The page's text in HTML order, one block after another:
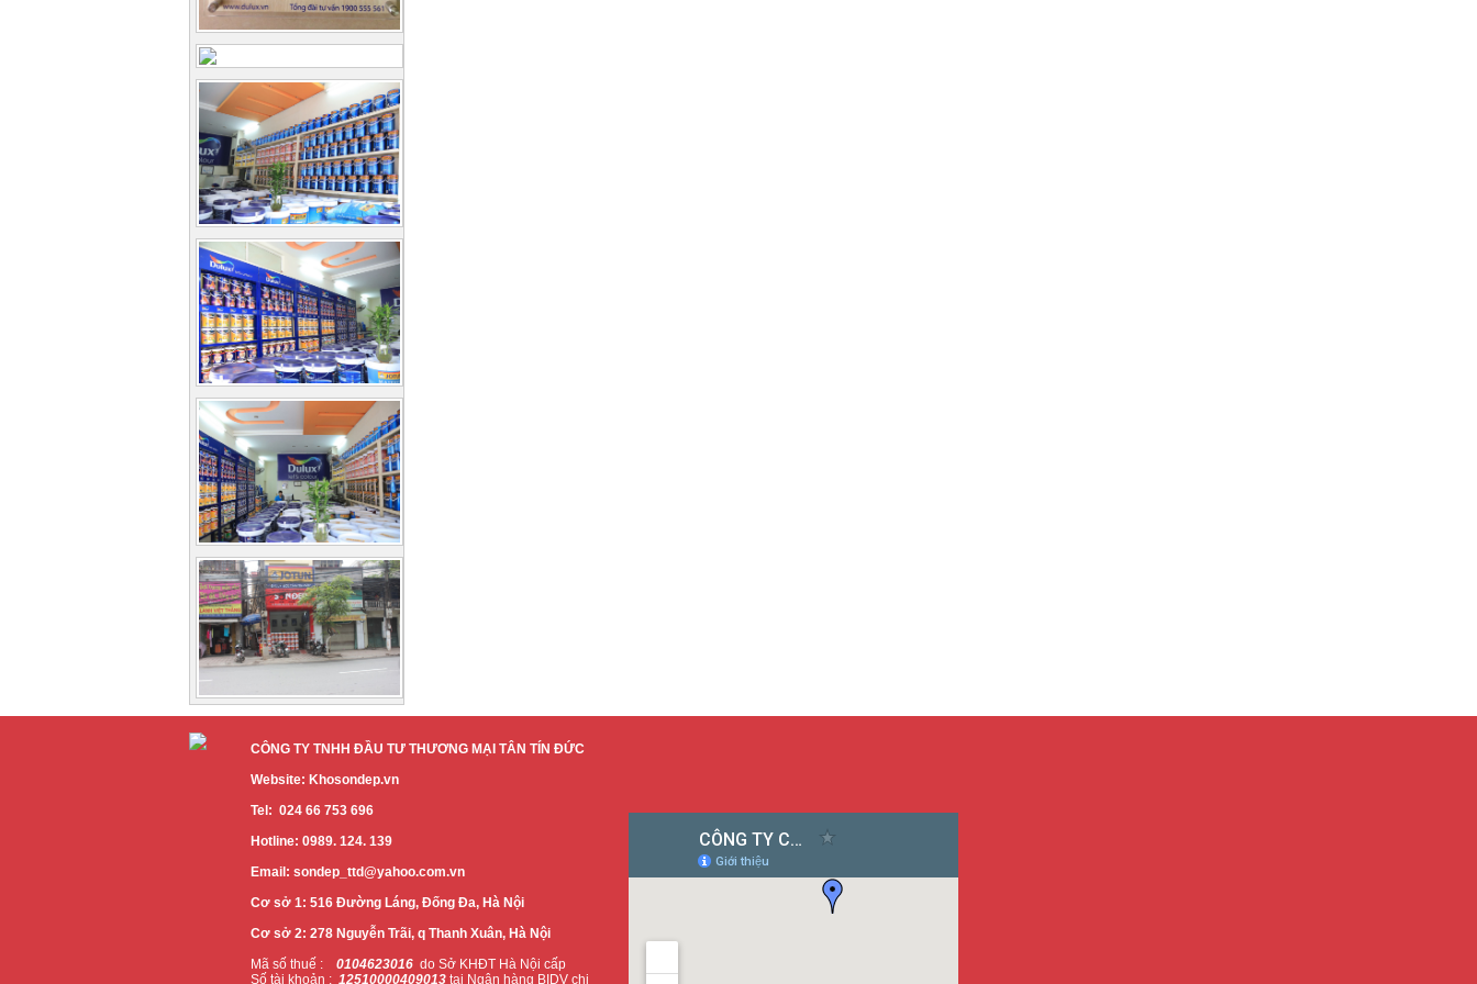
CÔNG TY TNHH ĐẦU TƯ THƯƠNG MẠI TÂN TÍN ĐỨC
Website: Khosondep.vn
Tel: 024 66 753 696
Hotline: 0989. 124. 139
Email: sondep_ttd@yahoo.com.vn
Cơ sở 1: 516 Đường Láng, Đống Đa, Hà Nội
Cơ sở 2: 278 Nguyễn Trãi, q Thanh Xuân, Hà Nội
Mã số thuế : 0104623016 do Sở KHĐT Hà Nội cấp
Số tài khoản : 12510000409013 tại Ngân hàng BIDV chi